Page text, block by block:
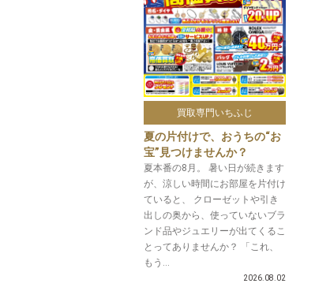
買取専門いちふじ
夏の片付けで、おうちの“お
宝”見つけませんか？
夏本番の8月。 暑い日が続きます
が、涼しい時間にお部屋を片付け
ていると、 クローゼットや引き
出しの奥から、使っていないブラ
ンド品やジュエリーが出てくるこ
とってありませんか？ 「これ、
もう...
2026.08.02